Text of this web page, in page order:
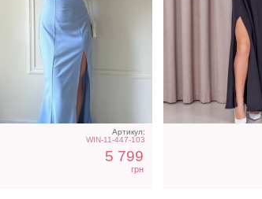
Артикул:
WIN-11-447-103
5 799
грн